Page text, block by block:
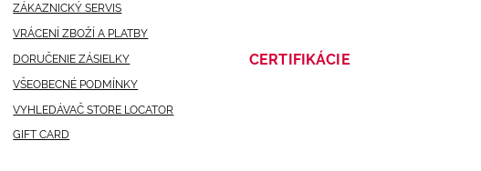
ZÁKAZNICKÝ SERVIS
VRÁCENÍ ZBOŽÍ A PLATBY
DORUČENIE ZÁSIELKY
VŠEOBECNÉ PODMÍNKY
VYHLEDÁVAČ STORE LOCATOR
GIFT CARD
CERTIFIKÁCIE